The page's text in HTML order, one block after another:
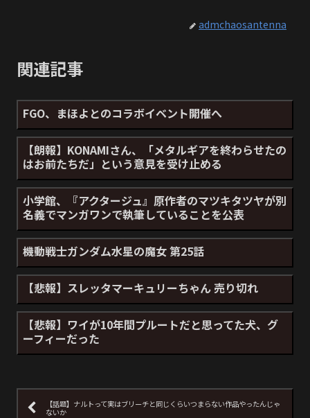
admchaosantenna
関連記事
FGO、まほよとのコラボイベント開催へ
【朗報】KONAMIさん、「メタルギアを終わらせたの
はお前たちだ」という意見を受け止める
小学館、『アクタージュ』原作者のマツキタツヤが別
名義でマンガワンで執筆していることを公表
機動戦士ガンダム水星の魔女 第25話
【悲報】スレッタマーキュリーちゃん 売り切れ
【悲報】ワイが10年間プルートだと思ってた犬、グ
ーフィーだった
【話題】ナルトって実はブリーチと同じくらいつまらない作品やったんじゃ
ないか